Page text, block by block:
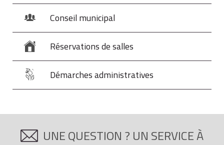
Conseil municipal
Réservations de salles
Démarches administratives
UNE QUESTION ? UN SERVICE À